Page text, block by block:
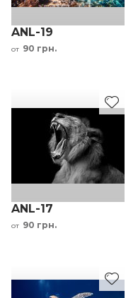
ANL-19
от 90 грн.
ANL-17
от 90 грн.